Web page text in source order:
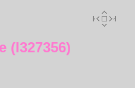
(I327356)